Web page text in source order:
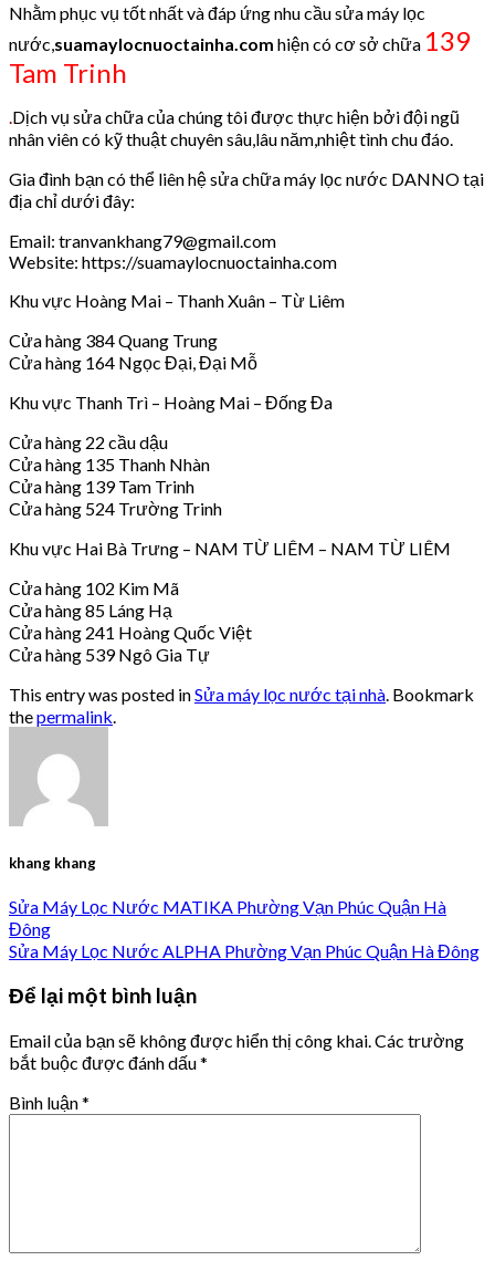
Nhằm phục vụ tốt nhất và đáp ứng nhu cầu sửa máy lọc
nước, suamaylocnuoctainha.com hiện có cơ sở chữa 139
Tam Trinh
Dịch vụ sửa chữa của chúng tôi được thực hiện bởi đội ngũ
nhân viên có kỹ thuật chuyên sâu,lâu năm,nhiệt tình chu đáo.
Gia đình bạn có thể liên hệ sửa chữa máy lọc nước DANNO tại
địa chỉ dưới đây:
Email: tranvankhang79@gmail.com
Website: https://suamaylocnuoctainha.com
Khu vực Hoàng Mai – Thanh Xuân – Từ Liêm
Cửa hàng 384 Quang Trung
Cửa hàng 164 Ngọc Đại, Đại Mỗ
Khu vực Thanh Trì – Hoàng Mai – Đống Đa
Cửa hàng 22 cầu dậu
Cửa hàng 135 Thanh Nhàn
Cửa hàng 139 Tam Trinh
Cửa hàng 524 Trường Trinh
Khu vực Hai Bà Trưng – NAM TỪ LIÊM – NAM TỪ LIÊM
Cửa hàng 102 Kim Mã
Cửa hàng 85 Láng Hạ
Cửa hàng 241 Hoàng Quốc Việt
Cửa hàng 539 Ngô Gia Tự
This entry was posted inSửa máy lọc nước tại nhà . Bookmark
thepermalink
khang khang
Sửa Máy Lọc Nước MATIKA Phường Vạn Phúc Quận Hà
Đông
Sửa Máy Lọc Nước ALPHA Phường Vạn Phúc Quận Hà Đông
Để lại một bình luận
Email của bạn sẽ không được hiển thị công khai. Các trường
bắt buộc được đánh dấu*
Bình luận*